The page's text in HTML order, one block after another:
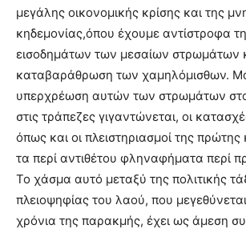
μεγάλης οικονομικής κρίσης και της
κηδεμονίας,όπου έχουμε αντίστροφα
εισοδημάτων των μεσαίων στρωμάτων
καταβαράθρωση των χαμηλόμισθων.
υπερχρέωση αυτών των στρωμάτων
στις τράπεζες γιγαντώνεται, οι
όπως και οι πλειστηριασμοί της πρώτης
τα περί αντιθέτου φληναφήματα περί
Το χάσμα αυτό μεταξύ της πολιτικής
πλειοψηφίας του λαού, που
χρόνια της παρακμής, έχει ως άμεση